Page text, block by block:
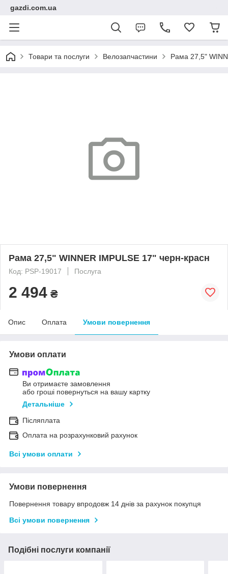
gazdi.com.ua
Товари та послуги Велозапчастини Рама 27,5"
Рама 27,5" WINNER IMPULSE 17" черн-красн
Код: PSP-19017 Послуга
2 494 ₴
Опис Оплата Умови повернення
Умови оплати
Ви отримаєте замовлення
або гроші повернуться на вашу картку
Детальніше
Післяплата
Оплата на розрахунковий рахунок
Всі умови оплати
Умови повернення
Повернення товару впродовж 14 днів за рахунок покупця
Всі умови повернення
Подібні послуги компанії